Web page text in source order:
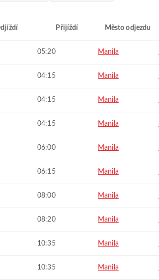
Přijíždí Město odjezdu
05:20 Manila
04:15 Manila
04:15 Manila
04:15 Manila
06:00 Manila
06:15 Manila
08:00 Manila
08:20 Manila
10:35 Manila
10:35 Manila